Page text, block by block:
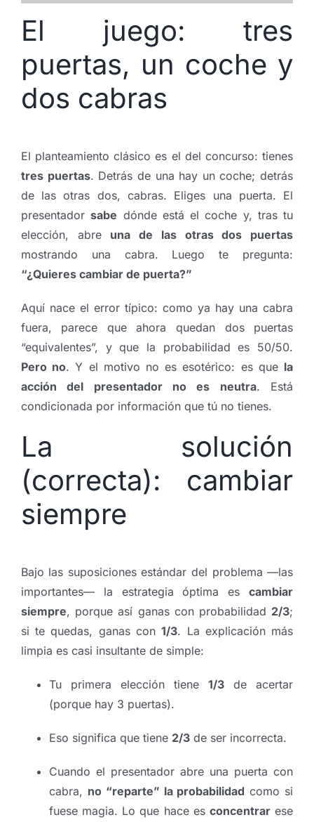
El juego: tres
puertas, un coche y
dos cabras
El planteamiento clásico es el del concurso: tienes
tres puertas. Detrás de una hay un coche; detrás
de las otras dos, cabras. Eliges una puerta. El
presentadorsabe dónde está el coche y, tras tu
elección, abre una de las otras dos puertas
mostrando una cabra. Luego te pregunta:
“¿Quieres cambiar de puerta?”
Aquí nace el error típico: como ya hay una cabra
fuera, parece que ahora quedan dos puertas
“equivalentes”, y que la probabilidad es 50/50.
Pero no. Y el motivo no es esotérico: es que la
acción del presentador no es neutra. Está
condicionada por información que tú no tienes.
La solución
(correcta): cambiar
siempre
Bajo las suposiciones estándar del problema —las
importantes— la estrategia óptima escambiar
siempre, porque así ganas con probabilidad 2/3;
si te quedas, ganas con1/3. La explicación más
limpia es casi insultante de simple:
Tu primera elección tiene1/3 de acertar
(porque hay 3 puertas).
Eso significa que tiene 2/3de ser incorrecta.
Cuando el presentador abre una puerta con
cabra, no “reparte” la probabilidad como si
fuese magia. Lo que hace es concentrarese